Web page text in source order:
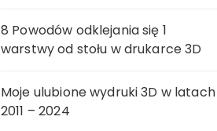
8 Powodów odklejania się 1
warstwy od stołu w drukarce 3D
Moje ulubione wydruki 3D w latach
2011 – 2024